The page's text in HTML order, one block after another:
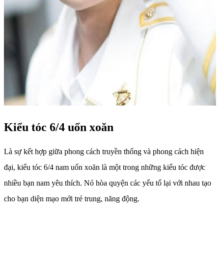
Kiểu tóc 6/4 uốn xoăn
Là sự kết hợp giữa phong cách truyền thống và phong cách hiện
đại, kiểu tóc 6/4 nam uốn xoăn là một trong những kiểu tóc được
nhiều bạn nam yêu thích. Nó hòa quyện các yếu tố lại với nhau tạo
cho bạn diện mạo mới trẻ trung, năng động.